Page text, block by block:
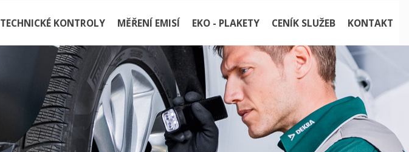
TECHNICKÉ KONTROLY MĚŘENÍ EMISÍ EKO - PLAKETY CENÍK SLUŽEB KONTAKT